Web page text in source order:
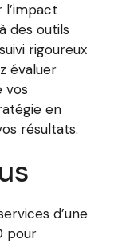
l’impact
des outils
rigoureux
évaluer
vos
en
résultats.
d’une
pour